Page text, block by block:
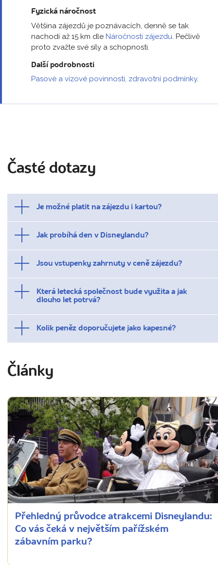
Fyzická náročnost
Většina zájezdů je poznávacích, denně se tak
nachodí až 15 km dle Náročnosti zájezdu. Pečlivě
proto zvažte své síly a schopnosti.
Další podrobnosti
Pasové a vízové povinnosti, zdravotní podmínky.
Časté dotazy
Je možné platit na zájezdu i kartou?
Jak probíhá den v Disneylandu?
Jsou vstupenky zahrnuty v ceně zájezdu?
Která letecká společnost bude využita a jak
dlouho let potrvá?
Kolik peněz doporučujete jako kapesné?
Články
Přehledný průvodce atrakcemi Disneylandu:
Co vás čeká v největším pařížském
zábavním parku?